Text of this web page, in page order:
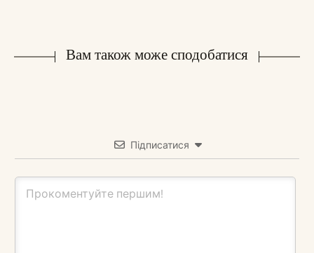
Вам також може сподобатися
Підписатися